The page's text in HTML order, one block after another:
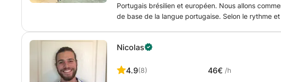
Portugais brésilien et européen. Nous allons
de base de la langue portugaise. Selon le rythme
la langue encore plus amusant.
Nicolas
4.9(8) 46€ /h